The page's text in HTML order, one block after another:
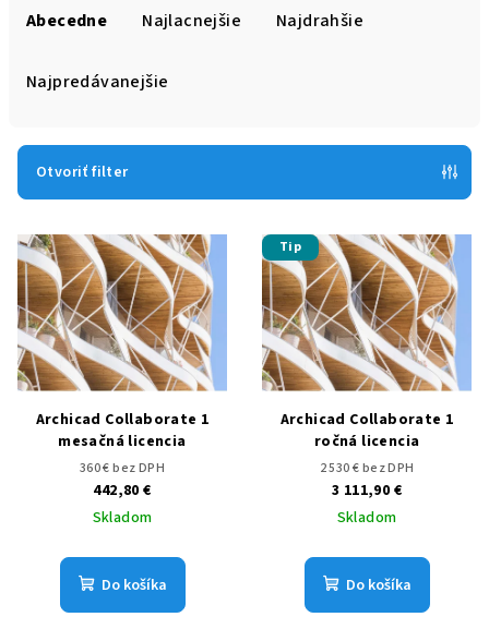
p
r
o
d
u
k
t
Abecedne Najlacnejšie Najdrahšie
Najpredávanejšie
Otvoriť filter
V
ý
p
s
p
Archicad Collaborate 1
mesačná licencia
360 € bez DPH
442,80 €
Skladom
Do košíka
Tip
Archicad Collaborate 1
ročná licencia
2 530 € bez DPH
3 111,90 €
Skladom
Do košíka